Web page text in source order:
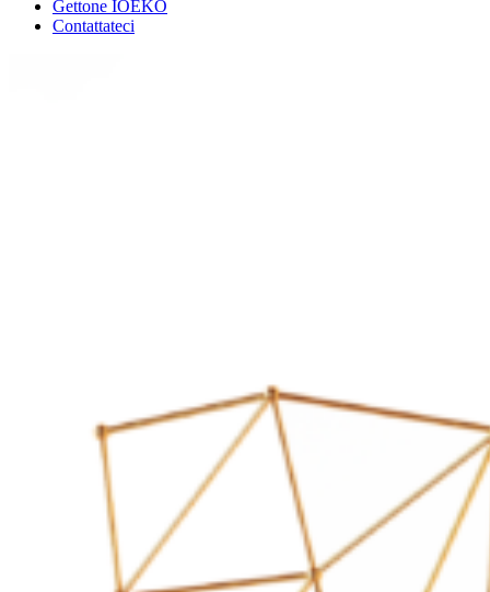
Gettone IOEKO
Contattateci